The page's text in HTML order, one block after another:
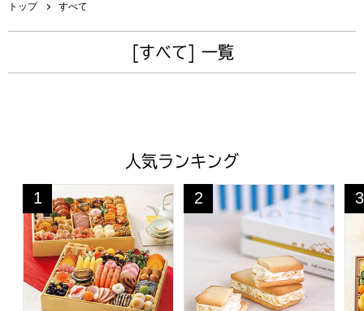
トップ すべて
[すべて] 一覧
人気ランキング
トップバリュ 和洋中特大二段重「饗宴」(きょうえん)【4
1
位
鳥取 寿製菓 大山ソフトクリ
2
位 3
位